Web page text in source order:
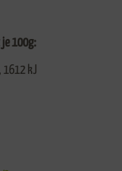
je 100g:
1612 kJ